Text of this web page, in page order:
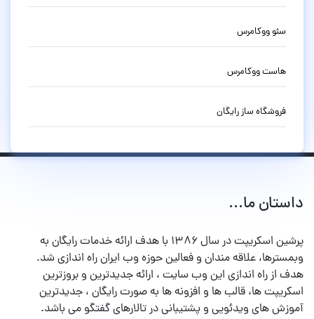
سئو ووکامرس
هاست ووکامرس
فروشگاه ساز رایگان
داستان ما...
پرشین اسکریپت در سال ۱۳۸۶ با هدف ارائه خدمات رایگان به
وبمسترها، علاقه مندان و فعالین حوزه وب ایران راه اندازی شد.
هدف از راه اندازی این وب سایت ، ارائه جدیدترین و بروزترین
اسکریپت ها، قالب ها و افزونه ها به صورت رایگان ، جدیدترین
آموزش های ویدئویی و پشتیبانی در تالارهای گفتگو می باشد.